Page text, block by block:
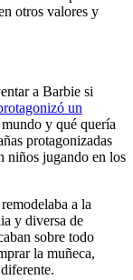
otros valores y
a Barbie si
un
y qué quería
protagonizadas
niños jugando en los
a la
y diversa de
sobre todo
la muñeca,